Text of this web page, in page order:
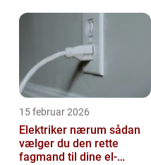
15 februar 2026
Elektriker nærum sådan
vælger du den rette
fagmand til dine el-